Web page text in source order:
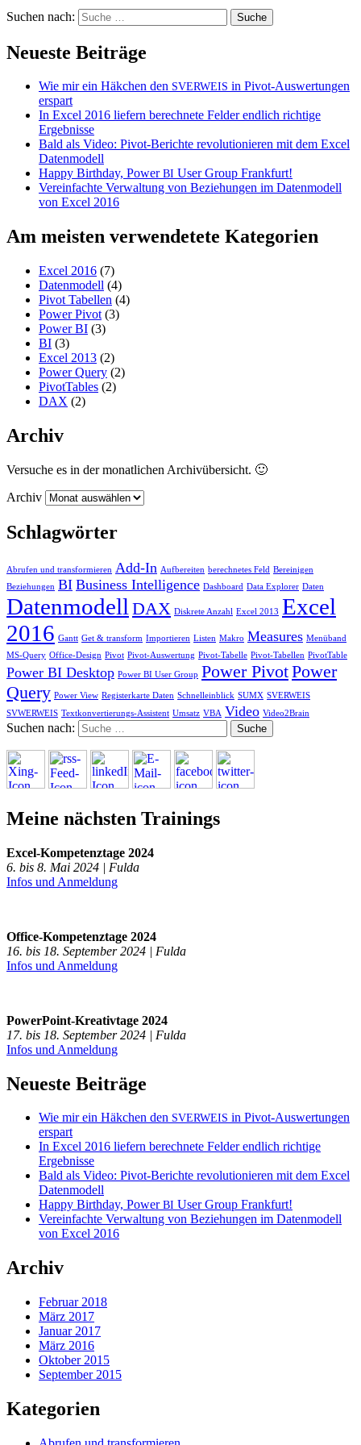
Suchen nach:
Neueste Beiträge
Wie mir ein Häkchen den SVERWEIS in Pivot-Auswertungen
erspart
In Excel 2016 liefern berechnete Felder endlich richtige
Ergebnisse
Bald als Video: Pivot-Berichte revolutionieren mit dem Excel
Datenmodell
Happy Birthday, PowerBI User Group Frankfurt!
Vereinfachte Verwaltung von Beziehungen im Datenmodell
von Excel 2016
Am meisten verwendetete Kategorien
Excel 2016 (7)
Datenmodell (4)
Pivot Tabellen (4)
Power Pivot (3)
Power BI (3)
BI (3)
Excel 2013 (2)
Power Query (2)
PivotTables (2)
DAX (2)
Archiv
Versuche es in der monatlichen Archivübersicht. 🙂
Archiv
Schlagwörter
Abrufen und transformieren Add-In Aufbereiten berechnetes Feld Bereinigen
Beziehungen BI Business Intelligence Dashboard Data Explorer Daten
Datenmodell DAX Diskrete Anzahl Excel 2013 Excel
2016 Gantt Get & transform Importieren Listen Makro Measures Menüband
MS-Query Office-Design Pivot Pivot-Auswertung Pivot-Tabelle Pivot-Tabellen PivotTable
Power BI Desktop Power BI User Group Power PivotPower
Query Power View Registerkarte Daten Schnelleinblick SUMX SVERWEIS
SVWERWEIS Textkonvertierungs-Assistent Umsatz VBA Video Video2Brain
Suchen nach:
Meine nächsten Trainings
Excel-Kompetenztage 2024
6. bis 8. Mai 2024 | Fulda
Infos und Anmeldung
Office-Kompetenztage 2024
16. bis 18. September 2024 | Fulda
Infos und Anmeldung
PowerPoint-Kreativtage 2024
17. bis 18. September 2024 | Fulda
Infos und Anmeldung
Neueste Beiträge
Wie mir ein Häkchen den SVERWEIS in Pivot-Auswertungen
erspart
In Excel 2016 liefern berechnete Felder endlich richtige
Ergebnisse
Bald als Video: Pivot-Berichte revolutionieren mit dem Excel
Datenmodell
Happy Birthday, PowerBI User Group Frankfurt!
Vereinfachte Verwaltung von Beziehungen im Datenmodell
von Excel 2016
Archiv
Februar 2018
März 2017
Januar 2017
März 2016
Oktober 2015
September 2015
Kategorien